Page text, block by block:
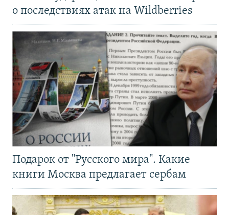
о последствиях атак на Wildberries
Подарок от "Русского мира". Какие
книги Москва предлагает сербам